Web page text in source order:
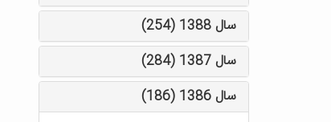
سال 1388 (254)
سال 1387 (284)
سال 1386 (186)